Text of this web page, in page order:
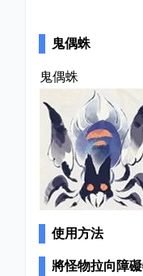
鬼偶蛛
鬼偶蛛
使用方法
將怪物拉向障